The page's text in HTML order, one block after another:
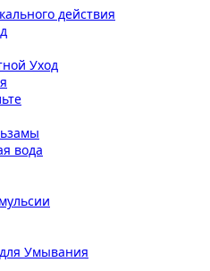
действия
Уход
вода
Умывания